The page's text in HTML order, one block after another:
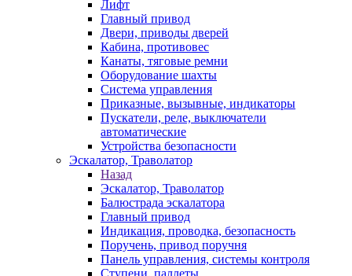
Лифт
Главный привод
Двери, приводы дверей
Кабина, противовес
Канаты, тяговые ремни
Оборудование шахты
Система управления
Приказные, вызывные, индикаторы
Пускатели, реле, выключатели
автоматические
Устройства безопасности
Эскалатор, Траволатор
Назад
Эскалатор, Траволатор
Балюстрада эскалатора
Главный привод
Индикация, проводка, безопасность
Поручень, привод поручня
Панель управления, системы контроля
Ступени, паллеты